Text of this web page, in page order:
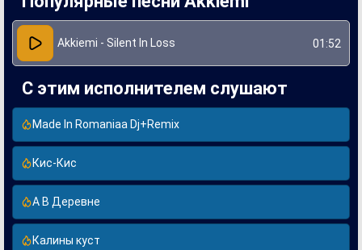
инструменты для создания интимного звучания. Песня
стала настоящим отражением его внутреннего мира и,
благодаря своей универсальности, резонирует с многими
поклонниками, позволяя им найти утешение в сложные
моменты.
Akkiemi - Silent In Loss 01:52
С этим исполнителем слушают
Made In Romaniaa Dj+Remix
Кис-Кис
А В Деревне
Калины куст